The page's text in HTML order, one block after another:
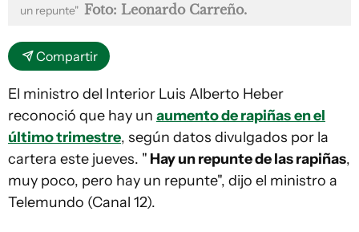
un repunte" Foto: Leonardo Carreño.
Compartir
El ministro del Interior Luis Alberto Heber
reconoció que hay un aumento de rapiñasen el
último trimestre, según datos divulgados por la
cartera este jueves. " Hay un repunte de las rapiñas,
muy poco, pero hay un repunte", dijo el ministro a
Telemundo (Canal 12).